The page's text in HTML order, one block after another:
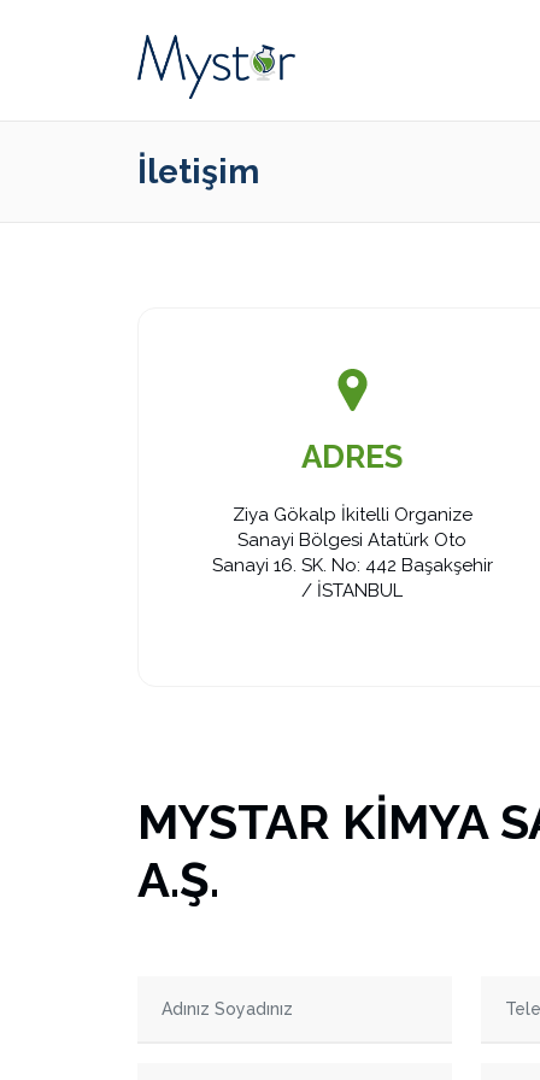
İletişim
ADRES
Ziya Gökalp İkitelli Organize
Sanayi Bölgesi Atatürk Oto
Sanayi 16. SK. No: 442 Başakşehir
/ İSTANBUL
MYSTAR KİMYA
A.Ş.